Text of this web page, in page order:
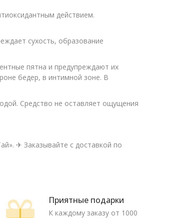
действием.
сухость, образование
пятна и предупреждают их
бедер, в интимной зоне. В
Средство не оставляет ощущения
✈ Заказывайте с доставкой по
Приятные подарки
К каждому заказу от 1000